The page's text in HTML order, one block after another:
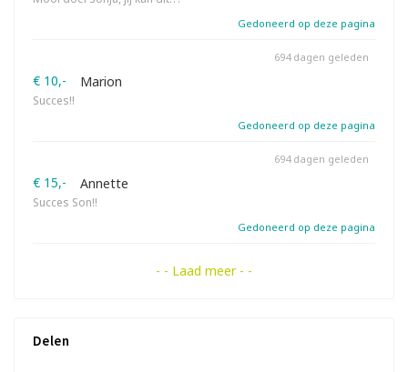
Gedoneerd op deze pagina
€ 10,- Marion
Succes!!
694 dagen geleden
Gedoneerd op deze pagina
€ 15,- Annette
Succes Son!!
694 dagen geleden
Gedoneerd op deze pagina
- - Laad meer - -
Delen